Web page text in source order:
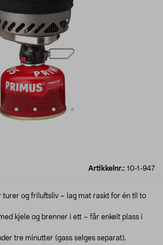
Artikkelnr.: 10-1-947
turer og friluftsliv – lag mat raskt for én til to
kjele og brenner i ett – får enkelt plass i
tre minutter (gass selges separat).